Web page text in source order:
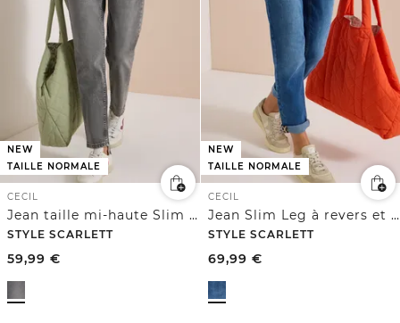
NEW
TAILLE NORMALE
CECIL
Jean taille mi-haute Slim Leg, coupe décontractée
STYLE SCARLETT
59,99 €
NEW
TAILLE NORMALE
CECIL
Jean Slim Leg à revers et bande léopard
STYLE SCARLETT
69,99 €